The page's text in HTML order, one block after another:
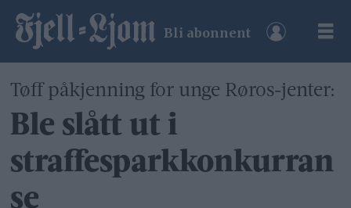
Bli abonnent
Tøff påkjenning for unge Røros-jenter:
Ble slått ut i
straffesparkkonkurran
se